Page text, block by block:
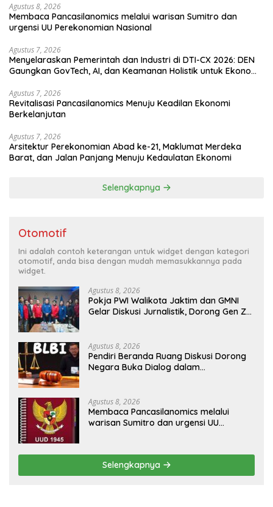
Agustus 8, 2026
Membaca Pancasilanomics melalui warisan Sumitro dan
urgensi UU Perekonomian Nasional
Agustus 7, 2026
Menyelaraskan Pemerintah dan Industri di DTI-CX 2026: DEN
Gaungkan GovTech, AI, dan Keamanan Holistik untuk Ekonomi
Agustus 7, 2026
Revitalisasi Pancasilanomics Menuju Keadilan Ekonomi
Berkelanjutan
Agustus 7, 2026
Arsitektur Perekonomian Abad ke-21, Maklumat Merdeka
Barat, dan Jalan Panjang Menuju Kedaulatan Ekonomi
Selengkapnya
Otomotif
Ini adalah contoh keterangan untuk widget dengan kategori
otomotif, anda bisa dengan mudah memasukkannya pada
widget.
Agustus 8, 2026
Pokja PWI Walikota Jaktim dan GMNI
Gelar Diskusi Jurnalistik, Dorong Gen Z
Agustus 8, 2026
Pendiri Beranda Ruang Diskusi Dorong
Negara Buka Dialog dalam
Agustus 8, 2026
Membaca Pancasilanomics melalui
warisan Sumitro dan urgensi UU
Selengkapnya